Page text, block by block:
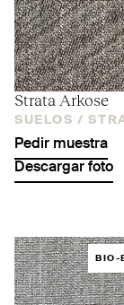
Strata Arkose
SUELOS /
Pedir muestra
Descargar foto
BIO-